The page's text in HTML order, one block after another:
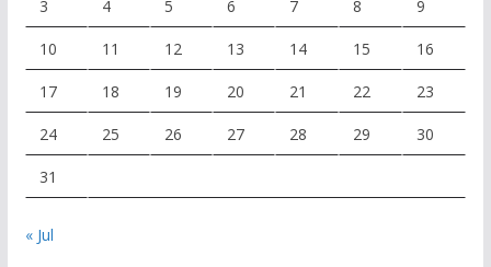
3 4 5 6 7 8 9
10 11 12 13 14 15 16
17 18 19 20 21 22 23
24 25 26 27 28 29 30
31
« Jul